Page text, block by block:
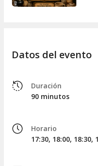
Datos del evento
Duración
90 minutos
Horario
17:30, 18:00, 18:30,